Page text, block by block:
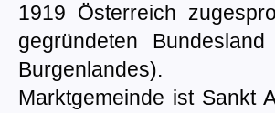
1919 Österreich
gegründeten
Burgenlandes).
Marktgemeinde ist Sankt